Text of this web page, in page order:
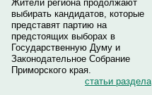
Жители региона продолжают
выбирать кандидатов, которые
представят партию на
предстоящих выборах в
Государственную Думу и
Законодательное Собрание
Приморского края.
статьи раздела